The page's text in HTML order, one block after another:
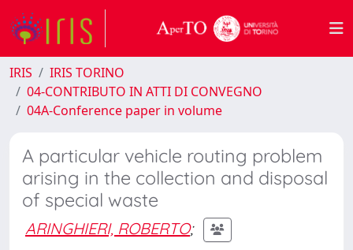
IRIS
IRIS TORINO
04-CONTRIBUTO IN ATTI DI CONVEGNO
04A-Conference paper in volume
A particular vehicle routing problem
arising in the collection and disposal
of special waste
ARINGHIERI, ROBERTO;